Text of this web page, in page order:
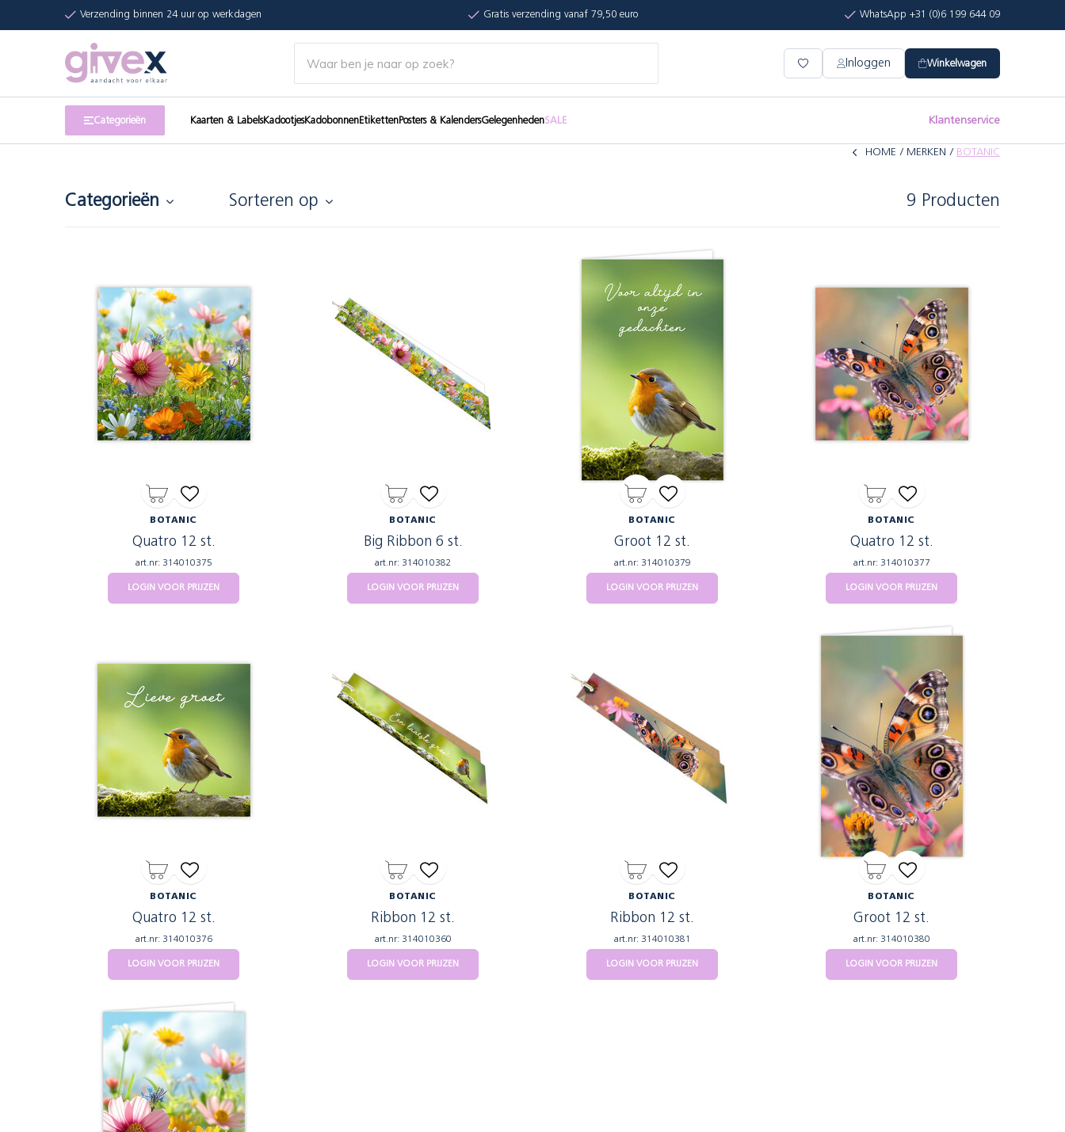
Verzending binnen 24 uur op werkdagen Gratis verzending vanaf 79,50 euro WhatsApp +31 (0)6 199 644 09
Inloggen Winkelwagen
Categorieën Kaarten & LabelsKadootjesKadobonnenEtikettenPosters & KalendersGelegenhedenSALE Klantenservice
HOME MERKEN BOTANIC
Categorieën Sorteren op 9 Producten
BOTANIC
Quatro 12 st.
art.nr: 314010375
LOGIN VOOR PRIJZEN
BOTANIC
Big Ribbon 6 st.
art.nr: 314010382
LOGIN VOOR PRIJZEN
BOTANIC
Groot 12 st.
art.nr: 314010379
LOGIN VOOR PRIJZEN
BOTANIC
Quatro 12 st.
art.nr: 314010377
LOGIN VOOR PRIJZEN
BOTANIC
Quatro 12 st.
art.nr: 314010376
LOGIN VOOR PRIJZEN
BOTANIC
Ribbon 12 st.
art.nr: 314010360
LOGIN VOOR PRIJZEN
BOTANIC
Ribbon 12 st.
art.nr: 314010381
LOGIN VOOR PRIJZEN
BOTANIC
Groot 12 st.
art.nr: 314010380
LOGIN VOOR PRIJZEN